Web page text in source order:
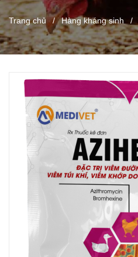
Trang chủ / Hàng kháng sinh /